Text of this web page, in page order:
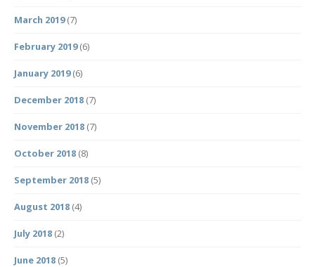
March 2019(7)
February 2019(6)
January 2019(6)
December 2018 (7)
November 2018 (7)
October 2018 (8)
September 2018 (5)
August 2018 (4)
July 2018 (2)
June 2018 (5)